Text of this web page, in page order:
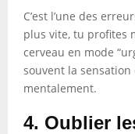
C’est l’une des
plus vite, tu profites
cerveau en mode
souvent la
mentalement.
4. Oublier